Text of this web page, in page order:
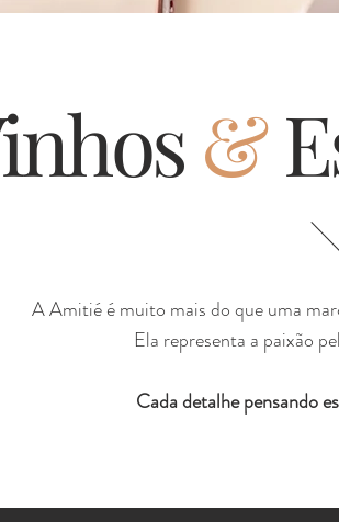
&
A Amitié é muito mais do que uma
Ela representa a paixão
Cada detalhe pensando